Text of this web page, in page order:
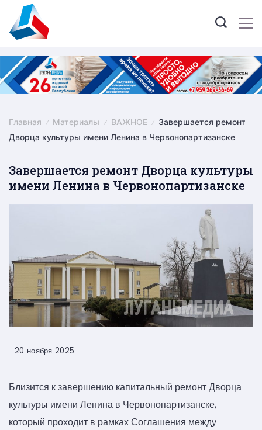
content
Главная Материалы ВАЖНОЕ
Завершается ремонт
Дворца культуры имени Ленина в Червонопартизанске
Завершается ремонт Дворца культуры
имени Ленина в Червонопартизанске
20 ноября 2025
Близится к завершению капитальный ремонт Дворца
культуры имени Ленина в Червонопартизанске,
который проходит в рамках Соглашения между